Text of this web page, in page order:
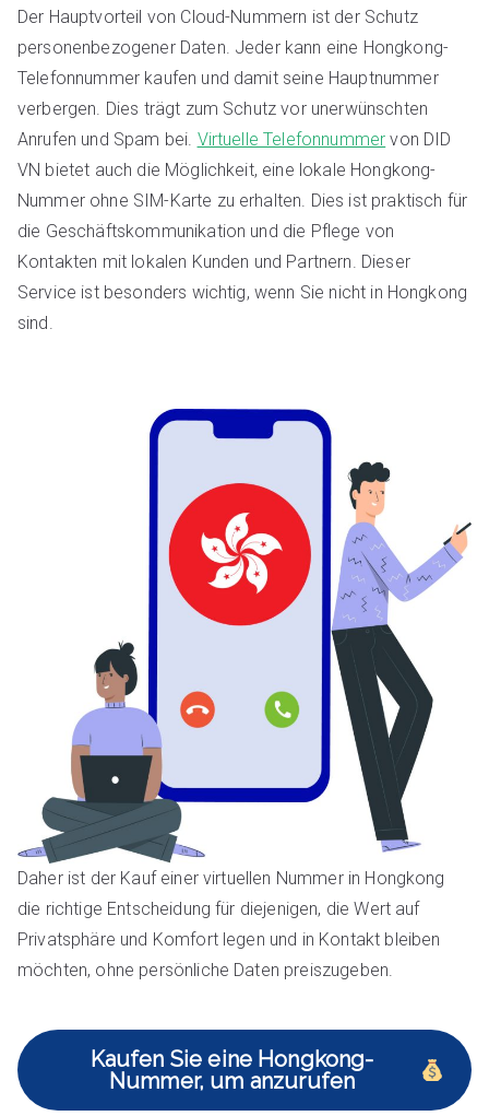
Der Hauptvorteil von Cloud-Nummern ist der Schutz
personenbezogener Daten. Jeder kann eine Hongkong-
Telefonnummer kaufen und damit seine Hauptnummer
verbergen. Dies trägt zum Schutz vor unerwünschten
Anrufen und Spam bei. Virtuelle Telefonnummer von DID
VN bietet auch die Möglichkeit, eine lokale Hongkong-
Nummer ohne SIM-Karte zu erhalten. Dies ist praktisch für
die Geschäftskommunikation und die Pflege von
Kontakten mit lokalen Kunden und Partnern. Dieser
Service ist besonders wichtig, wenn Sie nicht in Hongkong
sind.
Daher ist der Kauf einer virtuellen Nummer in Hongkong
die richtige Entscheidung für diejenigen, die Wert auf
Privatsphäre und Komfort legen und in Kontakt bleiben
möchten, ohne persönliche Daten preiszugeben.
Kaufen Sie eine Hongkong-
Nummer, um anzurufen